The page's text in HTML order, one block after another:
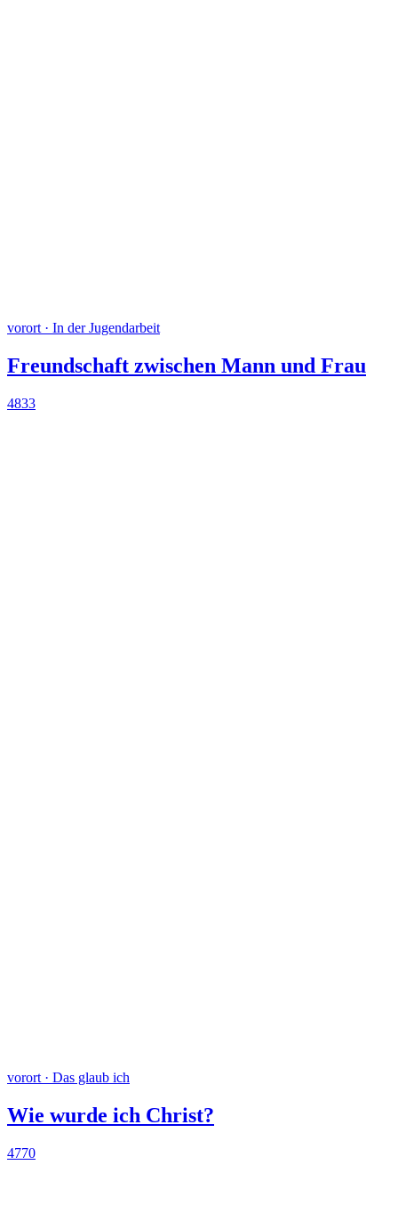
vorort · In der Jugendarbeit
Freundschaft zwischen Mann und Frau
4833
vorort · Das glaub ich
Wie wurde ich Christ?
4770